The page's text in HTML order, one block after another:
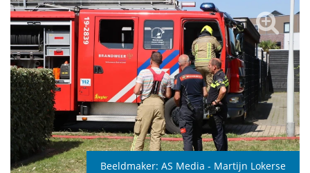
Beeldmaker: AS Media - Martijn Lokerse